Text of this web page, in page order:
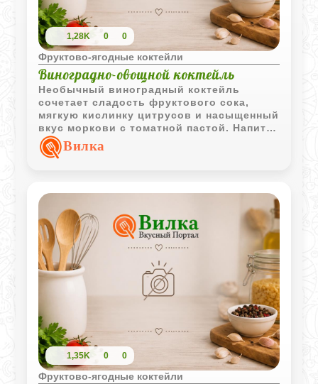
1,28K 0 0
Фруктово-ягодные коктейли
Виноградно-овощной коктейль
Необычный виноградный коктейль
сочетает сладость фруктового сока,
мягкую кислинку цитрусов и насыщенный
вкус моркови с томатной пастой. Напиток
получается густым, ароматным и
довольно оригинальным по вкусу.
Вилка
1,35K 0 0
Фруктово-ягодные коктейли